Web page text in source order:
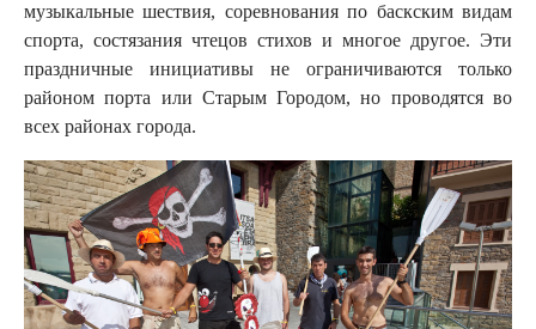
музыкальные шествия, соревнования по баскским видам
спорта, состязания чтецов стихов и многое другое. Эти
праздничные инициативы не ограничиваются только
районом порта или Старым Городом, но проводятся во
всех районах города.